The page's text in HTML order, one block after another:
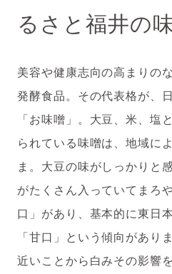
るさと福井の味
美容や健康志向の高まりの
発酵食品。その代表格が、
「お味噌」。大豆、米、塩
られている味噌は、地域に
ま。大豆の味がしっかりと
がたくさん入っていてまろ
口」があり、基本的に東日
「甘口」という傾向があり
近いことから白みその影響